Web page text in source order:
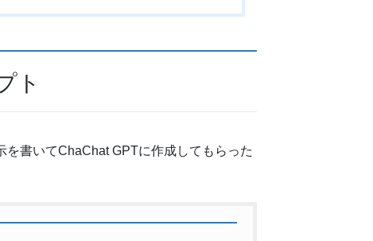
ト
書いてChaChat GPTに作成してもらった